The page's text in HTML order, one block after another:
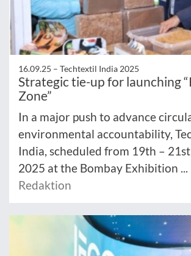
16.09.25 – Techtextil India 2025
Strategic tie-up for launching
Zone”
In a major push to advance
environmental accountability,
India, scheduled from 19th –
2025 at the Bombay Exhibition ...
Redaktion